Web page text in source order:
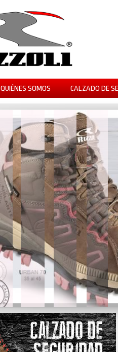
QUIÉNES SOMOS CALZADO DE